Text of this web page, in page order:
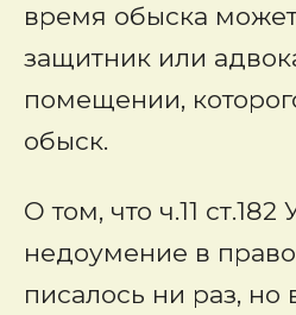
время обыска может
защитник или
помещении,
обыск.
О том, что ч.11
недоумение в
писалось ни раз, но